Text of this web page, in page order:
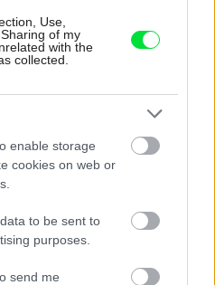
Use,
of my
with the
collected.
enable storage
cookies on web or
to be sent to
purposes.
send me